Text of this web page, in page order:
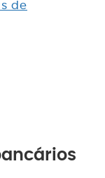
de